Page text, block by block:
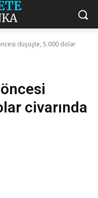
düşüşte, 5.000 dolar
civarında